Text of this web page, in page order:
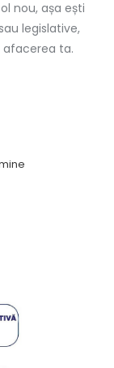
nou, așa ești
legislative,
afacerea ta.